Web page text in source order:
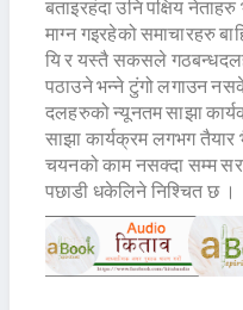
बताइरहंदा उनि पक्षिय
माग्न गइरहेको समाचारहरु
यि र यस्तै सकसले
पठाउने भन्ने टुंगो लगाउन
दलहरुको न्यूनतम साझा
साझा कार्यक्रम लगभग
चयनको काम नसक्दा सम्म
पछाडी धकेलिने निश्चित छ ।